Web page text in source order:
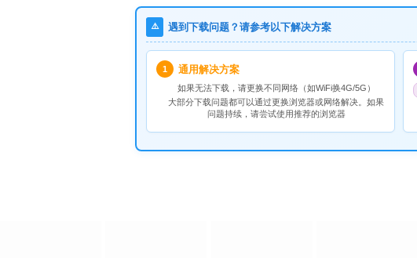
⚠️ 遇到下载问题？请参考以下解决方案
1 通用解决方案
如果无法下载，请更换不同网络（如WiFi换4G/5G）
大部分下载问题都可以通过更换浏览器或网络解决。如果
问题持续，请尝试使用推荐的浏览器